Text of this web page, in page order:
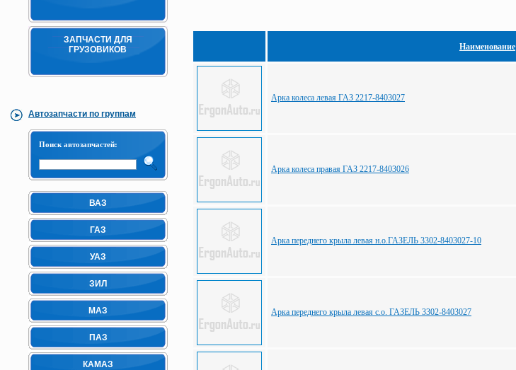
ЗАПЧАСТИ ДЛЯ
ГРУЗОВИКОВ
Автозапчасти по группам
Поиск автозапчастей:
ВАЗ
ГАЗ
УАЗ
ЗИЛ
МАЗ
ПАЗ
КАМАЗ
Наименование
Арка колеса левая ГАЗ 2217-8403027
Арка колеса правая ГАЗ 2217-8403026
Арка переднего крыла левая н.о.ГАЗЕЛЬ 3302-8403027-10
Арка переднего крыла левая с.о. ГАЗЕЛЬ 3302-8403027